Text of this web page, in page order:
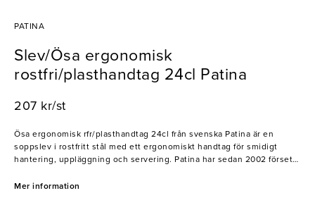
PATINA
Slev/Ösa ergonomisk
rostfri/plasthandtag 24cl Patina
207 kr/st
Ösa ergonomisk rfr/plasthandtag 24cl från svenska Patina är en
soppslev i rostfritt stål med ett ergonomiskt handtag för smidigt
hantering, uppläggning och servering. Patina har sedan 2002 försett
början tillverkade och sålde Patina kantiner och kokkärl, men kom
Mer information